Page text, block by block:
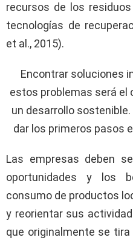
recursos de los
tecnologías de
et al., 2015).
Encontrar soluciones
estos problemas será el
un desarrollo sostenible.
dar los primeros pasos
Las empresas deben
oportunidades y los
consumo de productos
y reorientar sus
que originalmente se